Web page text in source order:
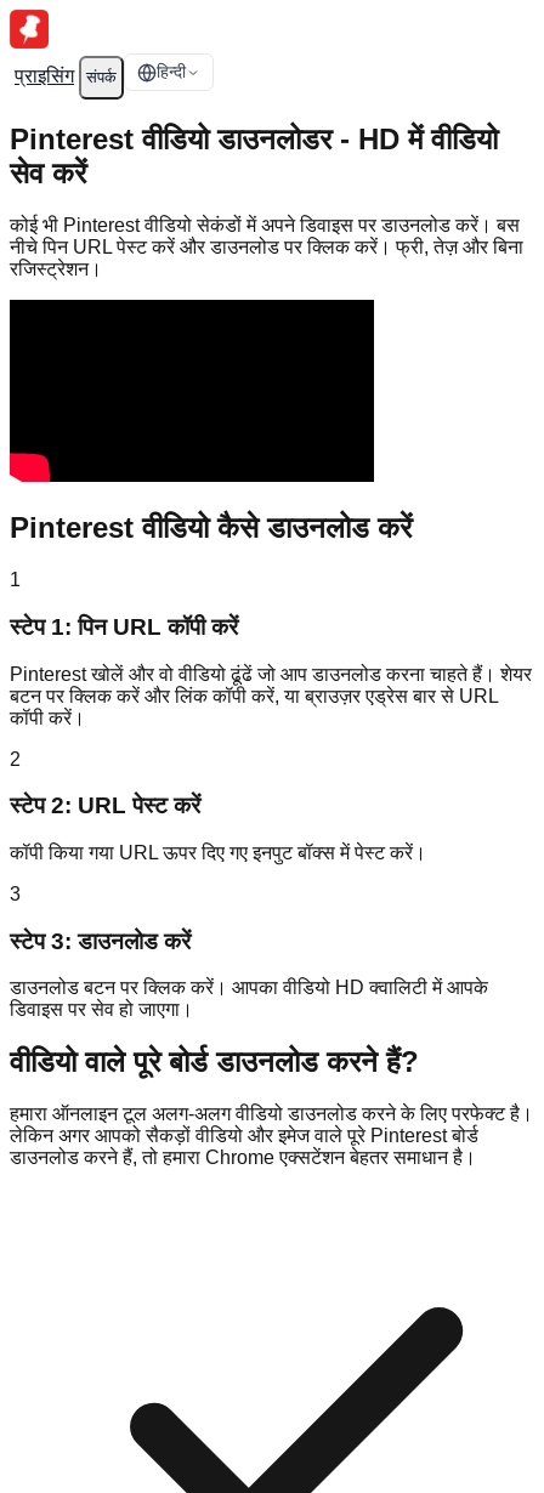
प्राइसिंग संपर्क हिन्दी
Pinterest वीडियो डाउनलोडर - HD में वीडियो
सेव करें
कोई भी Pinterest वीडियो सेकंडों में अपने डिवाइस पर डाउनलोड करें। बस
नीचे पिन URL पेस्ट करें और डाउनलोड पर क्लिक करें। फ्री, तेज़ और बिना
रजिस्ट्रेशन।
Pinterest वीडियो कैसे डाउनलोड करें
1
स्टेप 1: पिन URL कॉपी करें
Pinterest खोलें और वो वीडियो ढूंढें जो आप डाउनलोड करना चाहते हैं। शेयर
बटन पर क्लिक करें और लिंक कॉपी करें, या ब्राउज़र एड्रेस बार से URL
कॉपी करें।
2
स्टेप 2: URL पेस्ट करें
कॉपी किया गया URL ऊपर दिए गए इनपुट बॉक्स में पेस्ट करें।
3
स्टेप 3: डाउनलोड करें
डाउनलोड बटन पर क्लिक करें। आपका वीडियो HD क्वालिटी में आपके
डिवाइस पर सेव हो जाएगा।
वीडियो वाले पूरे बोर्ड डाउनलोड करने हैं?
हमारा ऑनलाइन टूल अलग-अलग वीडियो डाउनलोड करने के लिए परफेक्ट है।
लेकिन अगर आपको सैकड़ों वीडियो और इमेज वाले पूरे Pinterest बोर्ड
डाउनलोड करने हैं, तो हमारा Chrome एक्सटेंशन बेहतर समाधान है।